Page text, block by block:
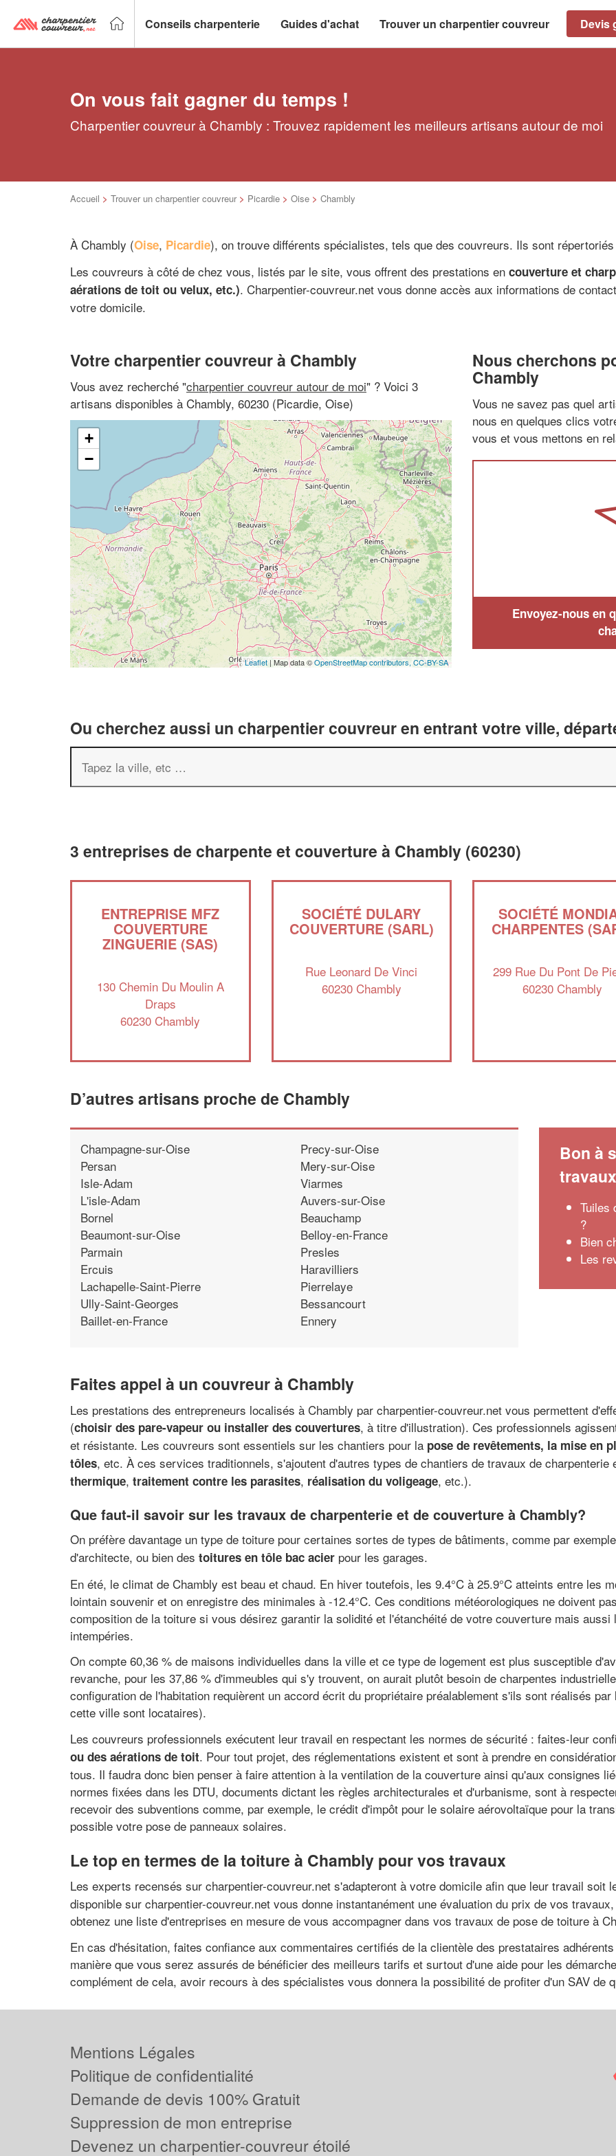
Conseils charpenterie Guides d'achat Trouver un charpentier couvreur Devis
On vous fait gagner du temps !
Charpentier couvreur à Chambly : Trouvez rapidement les meilleurs artisans autour de moi
Accueil > Trouver un charpentier couvreur > Picardie > Oise > Chambly
À Chambly (Oise, Picardie), on trouve différents spécialistes, tels que des couvreurs. Ils sont
Les couvreurs à côté de chez vous, listés par le site, vous offrent des prestations en couverture et
aérations de toit ou velux, etc.). Charpentier-couvreur.net vous donne accès aux informations de
votre domicile.
Votre charpentier couvreur à Chambly
Vous avez recherché "charpentier couvreur autour de moi" ? Voici 3
artisans disponibles à Chambly, 60230 (Picardie, Oise)
+
−
Leaflet | Map data ©OpenStreetMap contributors, CC-BY-SA
Nous cherchons
Chambly
Vous ne savez pas quel
nous en quelques clics
vous et vous mettons en
Envoyez-nous en
Ou cherchez aussi un charpentier couvreur en entrant votre ville,
3 entreprises de charpente et couverture à Chambly (60230)
ENTREPRISE MFZ
COUVERTURE
ZINGUERIE (SAS)
130 Chemin Du Moulin A
Draps
60230 Chambly
SOCIÉTÉ DULARY
COUVERTURE (SARL)
Rue Leonard De Vinci
60230 Chambly
SOCIÉTÉ
CHARPENTES
299 Rue Du Pont De
60230 Chambly
D’autres artisans proche de Chambly
Champagne-sur-Oise
Persan
Isle-Adam
L'isle-Adam
Bornel
Beaumont-sur-Oise
Parmain
Ercuis
Lachapelle-Saint-Pierre
Ully-Saint-Georges
Baillet-en-France
Precy-sur-Oise
Mery-sur-Oise
Viarmes
Auvers-sur-Oise
Beauchamp
Belloy-en-France
Presles
Haravilliers
Pierrelaye
Bessancourt
Ennery
Bon à
travaux
Tuiles
?
Bien
Les
Faites appel à un couvreur à Chambly
Les prestations des entrepreneurs localisés à Chambly par charpentier-couvreur.net vous permettent
(choisir des pare-vapeur ou installer des couvertures, à titre d'illustration). Ces professionnels
et résistante. Les couvreurs sont essentiels sur les chantiers pour la pose de revêtements, la mise en
tôles, etc. À ces services traditionnels, s'ajoutent d'autres types de chantiers de travaux de charpenterie
thermique, traitement contre les parasites, réalisation du voligeage, etc.).
Que faut-il savoir sur les travaux de charpenterie et de couverture à Chambly?
On préfère davantage un type de toiture pour certaines sortes de types de bâtiments, comme par
d'architecte, ou bien des toitures en tôle bac acier pour les garages.
En été, le climat de Chambly est beau et chaud. En hiver toutefois, les 9.4°C à 25.9°C atteints entre les
lointain souvenir et on enregistre des minimales à -12.4°C. Ces conditions météorologiques ne doivent
composition de la toiture si vous désirez garantir la solidité et l'étanchéité de votre couverture mais
intempéries.
On compte 60,36 % de maisons individuelles dans la ville et ce type de logement est plus susceptible
revanche, pour les 37,86 % d'immeubles qui s'y trouvent, on aurait plutôt besoin de charpentes
configuration de l'habitation requièrent un accord écrit du propriétaire préalablement s'ils sont réalisés
cette ville sont locataires).
Les couvreurs professionnels exécutent leur travail en respectant les normes de sécurité : faites-leur
ou des aérations de toit. Pour tout projet, des réglementations existent et sont à prendre en
tous. Il faudra donc bien penser à faire attention à la ventilation de la couverture ainsi qu'aux consignes
normes fixées dans les DTU, documents dictant les règles architecturales et d'urbanisme, sont à
recevoir des subventions comme, par exemple, le crédit d'impôt pour le solaire aérovoltaïque pour la
possible votre pose de panneaux solaires.
Le top en termes de la toiture à Chambly pour vos travaux
Les experts recensés sur charpentier-couvreur.net s'adapteront à votre domicile afin que leur travail soit
disponible sur charpentier-couvreur.net vous donne instantanément une évaluation du prix de vos
obtenez une liste d'entreprises en mesure de vous accompagner dans vos travaux de pose de toiture à
En cas d'hésitation, faites confiance aux commentaires certifiés de la clientèle des prestataires
manière que vous serez assurés de bénéficier des meilleurs tarifs et surtout d'une aide pour les
complément de cela, avoir recours à des spécialistes vous donnera la possibilité de profiter d'un SAV de
Mentions Légales
Politique de confidentialité
Demande de devis 100% Gratuit
Suppression de mon entreprise
Devenez un charpentier-couvreur étoilé